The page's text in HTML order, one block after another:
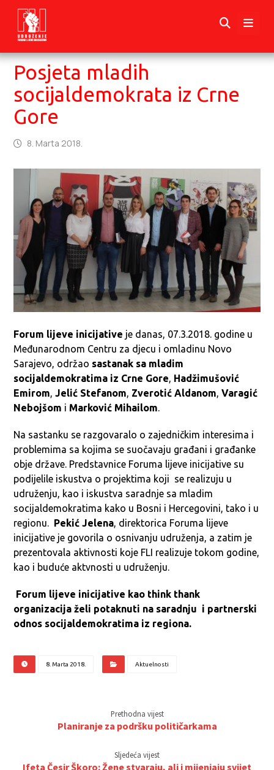
Posjeta mladih
socijaldemokrata iz Crne
Gore
8. Marta 2018.
Forum lijeve inicijative je danas, 07.3.2018. godine u
Međunarodnom Centru za djecu i omladinu Novo
Sarajevo, održao sastanak sa mladim
socijaldemokratima iz Crne Gore, Hadžimušović
Emirom,Jelić Stefanom, Zverotić Aldanom,Varagić
Nebojšom i Marković Mihailom.
Na sastanku se razgovaralo o zajedničkim interesima i
problemima sa kojima se suočavaju građani i građanke
obje države. Predstavnice Foruma lijeve inicijative su
podijelile iskustva o projektima koji se realizuju u
udruženju, kao i iskustva saradnje sa mladim
socijaldemokratima kako u Bosni i Hercegovini, tako i u
regionu. Pekić Jelena, direktorica Foruma lijeve
inicijative je govorila o osnivanju udruženja, a zatim je
prezentovala aktivnosti koje FLI realizuje tokom godine,
kao i buduće aktvnosti u udruženju.
Forum lijeve inicijative kao think thank
organizacija želi potaknuti na saradnju i partnerski
odnos socijaldemokratima iz regiona.
8. Marta 2018. Aktuelnosti
Prethodna vijest
Planiranje za podršku političarkama
Sljedeća vijest
Ifeta Česir Škoro: Žene stvaraju, ali i mijenjaju svijet